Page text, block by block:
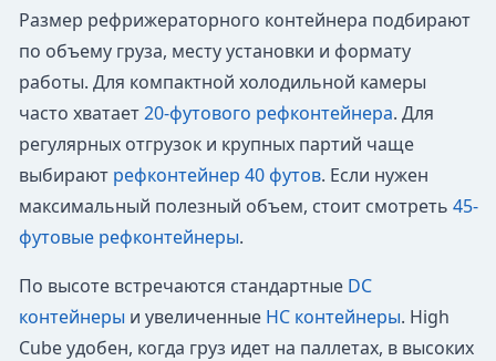
Размер рефрижераторного контейнера подбирают
по объему груза, месту установки и формату
работы. Для компактной холодильной камеры
часто хватает20-футового рефконтейнера. Для
регулярных отгрузок и крупных партий чаще
выбирают рефконтейнер 40 футов. Если нужен
максимальный полезный объем, стоит смотреть 45-
футовые рефконтейнеры.
По высоте встречаются стандартные DC
контейнеры и увеличенные HC контейнеры. High
Cube удобен, когда груз идет на паллетах, в высоких